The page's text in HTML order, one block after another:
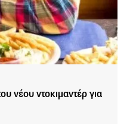
νέου ντοκιμαντέρ για